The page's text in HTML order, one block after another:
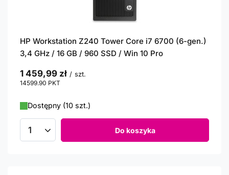
HP Workstation Z240 Tower Core i7 6700 (6-gen.)
3,4 GHz / 16 GB / 960 SSD / Win 10 Pro
1 459,99 zł / szt.
14599.90 PKT
Dostępny (10 szt.)
Ilość produktów Do koszyka